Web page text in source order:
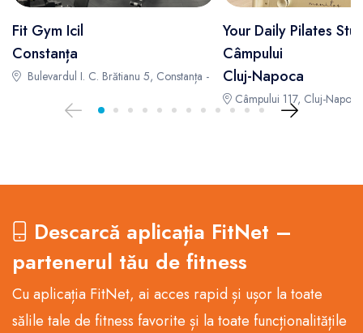
Fit Gym Icil
Constanța
Bulevardul I. C. Brătianu 5, Constanța -
Your Daily Pilates
Câmpului
Cluj-Napoca
Câmpului 117, Cluj-
Descarcă aplicația FitNet –
partenerul tău de fitness
Cu aplicația FitNet, ai acces rapid și ușor la toate
sălile tale de fitness favorite și la toate funcționalitățile